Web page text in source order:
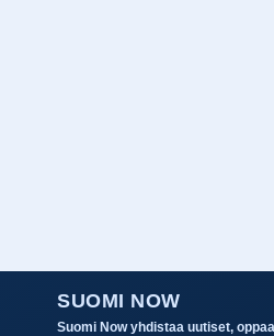
SUOMI NOW
Suomi Now yhdistaa uutiset,